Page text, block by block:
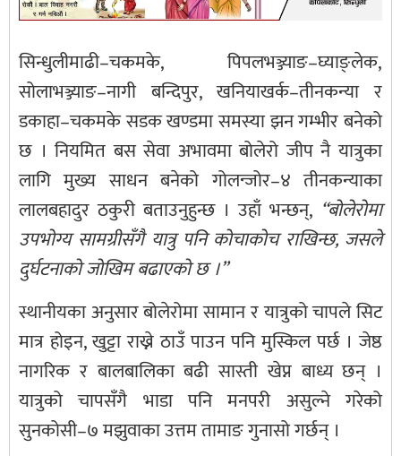
सिन्धुलीमाढी–चकमके, पिपलभञ्ज्याङ–घ्याङ्लेक,
सोलाभञ्ज्याङ–नागी बन्दिपुर, खनियाखर्क–तीनकन्या र
डकाहा–चकमके सडक खण्डमा समस्या झन गम्भीर बनेको
छ । नियमित बस सेवा अभावमा बोलेरो जीप नै यात्रुका
लागि मुख्य साधन बनेको गोलन्जोर–४ तीनकन्याका
लालबहादुर ठकुरी बताउनुहुन्छ । उहाँ भन्छन्, “बोलेरोमा
उपभोग्य सामग्रीसँगै यात्रु पनि कोचाकोच राखिन्छ, जसले
दुर्घटनाको जोखिम बढाएको छ ।”
स्थानीयका अनुसार बोलेरोमा सामान र यात्रुको चापले सिट
मात्र होइन, खुट्टा राख्ने ठाउँ पाउन पनि मुस्किल पर्छ । जेष्ठ
नागरिक र बालबालिका बढी सास्ती खेप्न बाध्य छन् ।
यात्रुको चापसँगै भाडा पनि मनपरी असुल्ने गरेको
सुनकोसी–७ मझुवाका उत्तम तामाङ गुनासो गर्छन् ।